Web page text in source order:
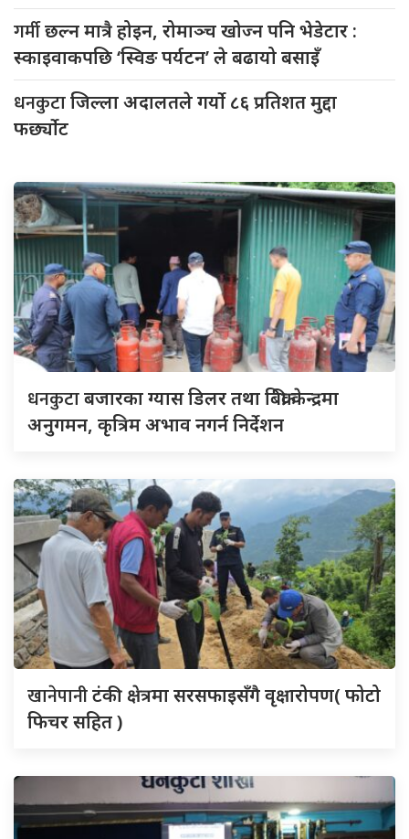
गर्मीछल्न मात्रै होइन, रोमाञ्च खोज्न पनि भेडेटार :
स्काइवाकपछि ‘स्विङ पर्यटन’ ले बढायो बसाइँ
धनकुटाजिल्ला अदालतले गर्यो ८६ प्रतिशत मुद्दा
फर्छ्योट
धनकुटाबजारका ग्यास डिलर तथा बिक्री केन्द्रमा
अनुगमन, कृत्रिम अभाव नगर्न निर्देशन
खानेपानीटंकी क्षेत्रमा सरसफाइसँगै वृक्षारोपण( फोटो
फिचर सहित )